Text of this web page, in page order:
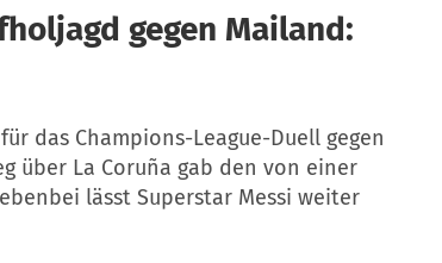
gegen Mailand:
das Champions-League-Duell gegen
über La Coruña gab den von einer
lässt Superstar Messi weiter